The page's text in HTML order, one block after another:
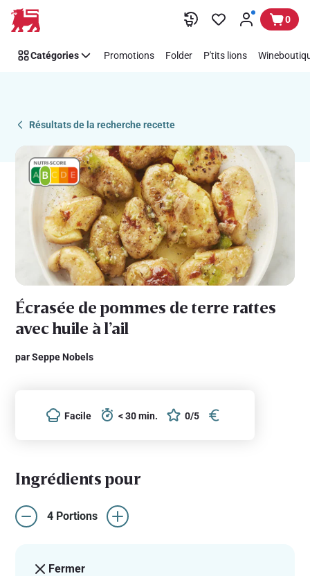
Passer
Recipe
Details
0
Catégories Promotions Folder P'tits lions
Résultats de la recherche recette
Écrasée de pommes de terre rattes
avec huile à l’ail
par Seppe Nobels
Facile < 30 min. 0/5
Ingrédients pour
4 Portions
Fermer